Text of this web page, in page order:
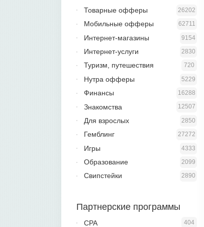
26202
Товарные офферы
62711
Мобильные офферы
9154
Интернет-магазины
2830
Интернет-услуги
720
Туризм, путешествия
5229
Нутра офферы
16288
Финансы
12507
Знакомства
2850
Для взрослых
27272
Гемблинг
4333
Игры
2099
Образование
2890
Свипстейки
Партнерские программы
404
CPA